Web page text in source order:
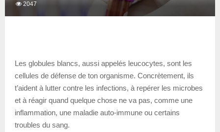
2047
Les globules blancs, aussi appelés leucocytes, sont les
cellules de défense de ton organisme. Concrètement, ils
t’aident à lutter contre les infections, à repérer les microbes
et à réagir quand quelque chose ne va pas, comme une
inflammation, une maladie auto-immune ou certains
troubles du sang.